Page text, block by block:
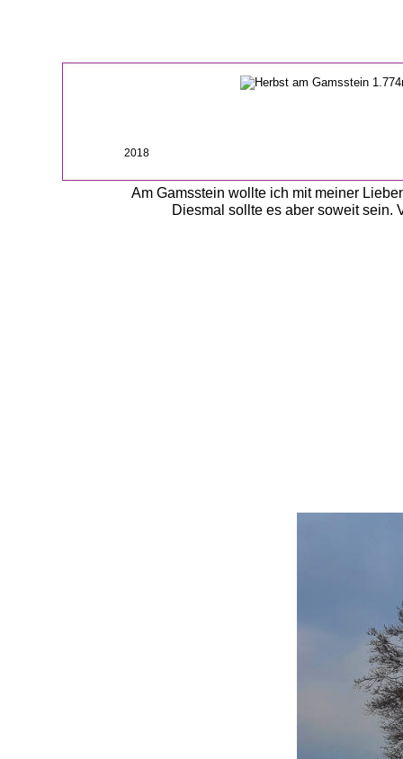
Am Gamsstein wollte ich mit meiner
Diesmal sollte es aber soweit sein.
2018